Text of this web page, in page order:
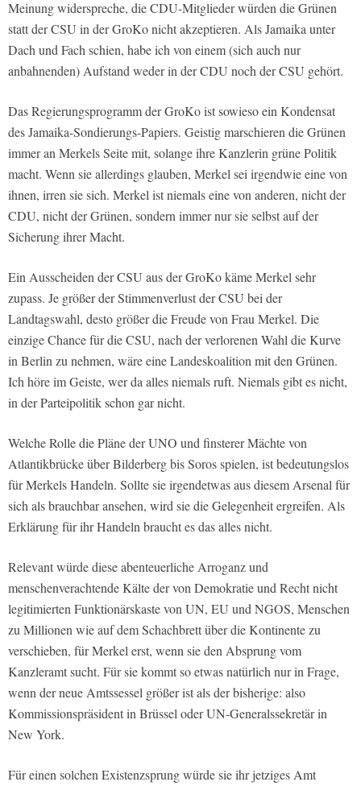
Meinung widerspreche, die CDU-Mitglieder würden die Grünen
statt der CSU in der GroKo nicht akzeptieren. Als Jamaika unter
Dach und Fach schien, habe ich von einem (sich auch nur
anbahnenden) Aufstand weder in der CDU noch der CSU gehört.
Das Regierungsprogramm der GroKo ist sowieso ein Kondensat
des Jamaika-Sondierungs-Papiers. Geistig marschieren die Grünen
immer an Merkels Seite mit, solange ihre Kanzlerin grüne Politik
macht. Wenn sie allerdings glauben, Merkel sei irgendwie eine von
ihnen, irren sie sich. Merkel ist niemals eine von anderen, nicht der
CDU, nicht der Grünen, sondern immer nur sie selbst auf der
Sicherung ihrer Macht.
Ein Ausscheiden der CSU aus der GroKo käme Merkel sehr
zupass. Je größer der Stimmenverlust der CSU bei der
Landtagswahl, desto größer die Freude von Frau Merkel. Die
einzige Chance für die CSU, nach der verlorenen Wahl die Kurve
in Berlin zu nehmen, wäre eine Landeskoalition mit den Grünen.
Ich höre im Geiste, wer da alles niemals ruft. Niemals gibt es nicht,
in der Parteipolitik schon gar nicht.
Welche Rolle die Pläne der UNO und finsterer Mächte von
Atlantikbrücke über Bilderberg bis Soros spielen, ist bedeutungslos
für Merkels Handeln. Sollte sie irgendetwas aus diesem Arsenal für
sich als brauchbar ansehen, wird sie die Gelegenheit ergreifen. Als
Erklärung für ihr Handeln braucht es das alles nicht.
Relevant würde diese abenteuerliche Arroganz und
menschenverachtende Kälte der von Demokratie und Recht nicht
legitimierten Funktionärskaste von UN, EU und NGOS, Menschen
zu Millionen wie auf dem Schachbrett über die Kontinente zu
verschieben, für Merkel erst, wenn sie den Absprung vom
Kanzleramt sucht. Für sie kommt so etwas natürlich nur in Frage,
wenn der neue Amtssessel größer ist als der bisherige: also
Kommissionspräsident in Brüssel oder UN-Generalssekretär in
New York.
Für einen solchen Existenzsprung würde sie ihr jetziges Amt